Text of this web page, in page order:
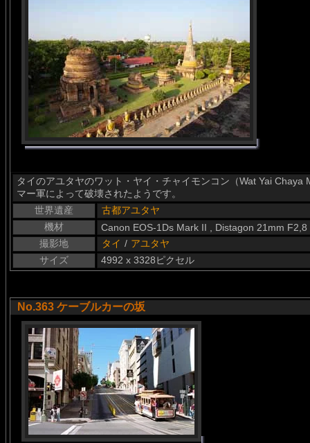
タイのアユタヤのワット・ヤイ・チャイモンコン（Wat Yai
マー軍によって破壊されたようです。
世界遺産
古都アユタヤ
機材
Canon EOS-1Ds Mark II , Distagon 21mm F2,8
撮影地
タイ / アユタヤ
サイズ
4992 x 3328ピクセル
No.363 ケーブルカーの坂